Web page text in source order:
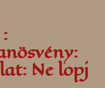
Ne lopj